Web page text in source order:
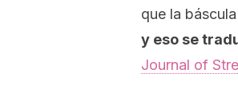
que la
y eso se
Journal of